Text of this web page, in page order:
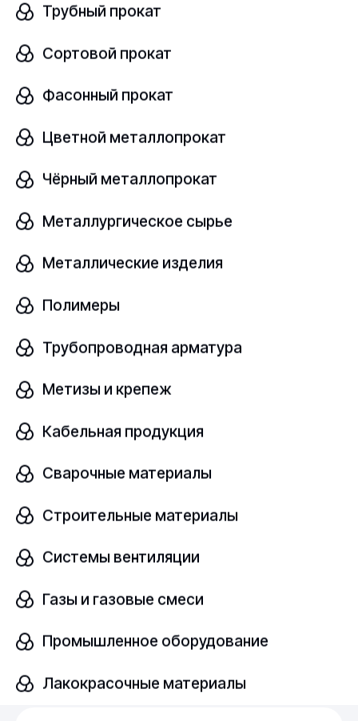
Трубный прокат
Сортовой прокат
Фасонный прокат
Цветной металлопрокат
Чёрный металлопрокат
Металлургическое сырье
Металлические изделия
Полимеры
Трубопроводная арматура
Метизы и крепеж
Кабельная продукция
Сварочные материалы
Строительные материалы
Системы вентиляции
Газы и газовые смеси
Промышленное оборудование
Лакокрасочные материалы
Узнать цену
Лигатура алюминиевая
В наличии
AIBe5 ГОСТ Р 53777-2010
Узнать цену